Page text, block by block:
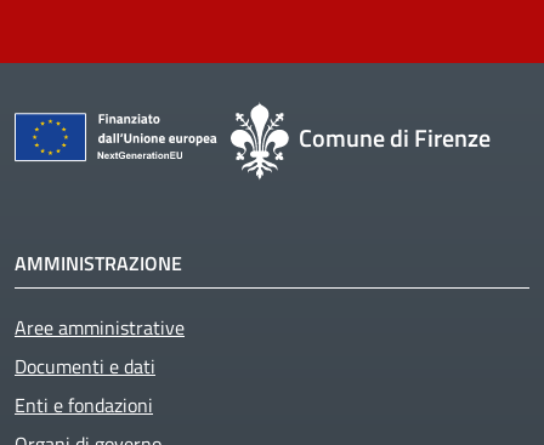
Comune di Firenze
AMMINISTRAZIONE
Aree amministrative
Documenti e dati
Enti e fondazioni